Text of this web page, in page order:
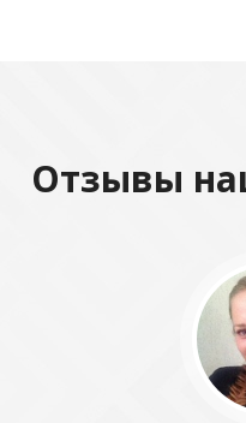
Отзывы